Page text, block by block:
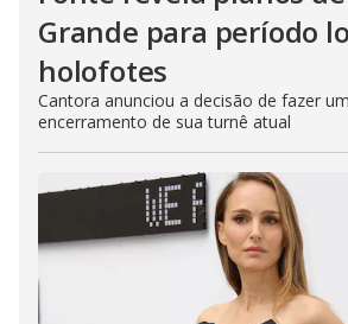
Grande para período
holofotes
Cantora anunciou a decisão de fazer
encerramento de sua turnê atual